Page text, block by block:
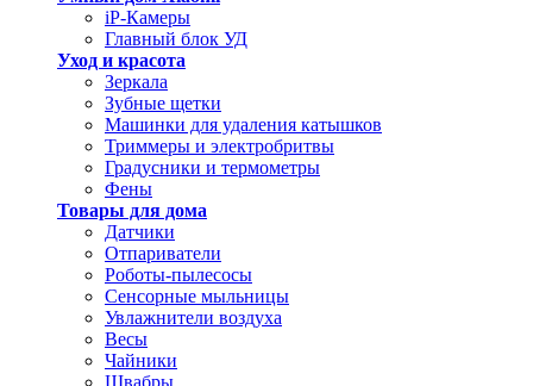
iP-Камеры
Главный блок УД
Уход и красота
Зеркала
Зубные щетки
Машинки для удаления катышков
Триммеры и электробритвы
Градусники и термометры
Фены
Товары для дома
Датчики
Отпариватели
Роботы-пылесосы
Сенсорные мыльницы
Увлажнители воздуха
Весы
Чайники
Швабры